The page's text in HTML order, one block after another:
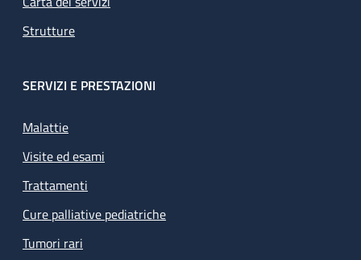
Strutture
SERVIZI E PRESTAZIONI
Malattie
Visite ed esami
Trattamenti
Cure palliative pediatriche
Tumori rari